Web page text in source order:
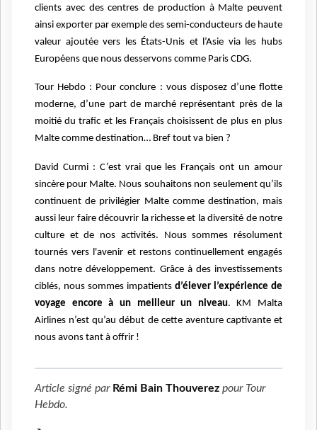
clients avec des centres de production à Malte peuvent
ainsi exporter par exemple des semi-conducteurs de haute
valeur ajoutée vers les États-Unis et l’Asie via les hubs
Européens que nous desservons comme Paris CDG.
Tour Hebdo : Pour conclure : vous disposez d’une flotte
moderne, d’une part de marché représentant près de la
moitié du trafic et les Français choisissent de plus en plus
Malte comme destination… Bref tout va bien ?
David Curmi : C’est vrai que les Français ont un amour
sincère pour Malte. Nous souhaitons non seulement qu’ils
continuent de privilégier Malte comme destination, mais
aussi leur faire découvrir la richesse et la diversité de notre
culture et de nos activités. Nous sommes résolument
tournés vers l'avenir et restons continuellement engagés
dans notre développement. Grâce à des investissements
ciblés, nous sommes impatients d’élever l’expérience de
voyage encore à un meilleur un niveau. KM Malta
Airlines n’est qu’au début de cette aventure captivante et
nous avons tant à offrir !
Article signé par Rémi Bain Thouverez pour Tour
Hebdo.